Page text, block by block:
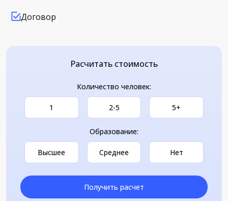
Договор
Расчитать стоимость
Количество человек:
1 2-5 5+
Образование:
Высшее Среднее Нет
Получить расчет